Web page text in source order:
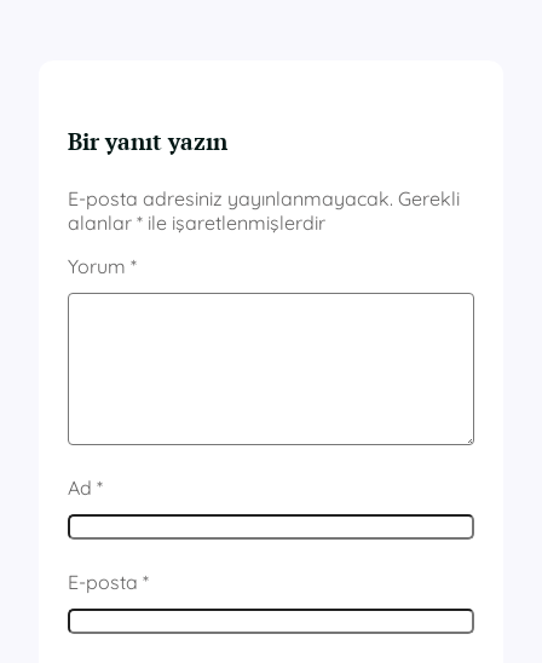
Bir yanıt yazın
E-posta adresiniz yayınlanmayacak. Gerekli
alanlar * ile işaretlenmişlerdir
Yorum *
Ad *
E-posta *